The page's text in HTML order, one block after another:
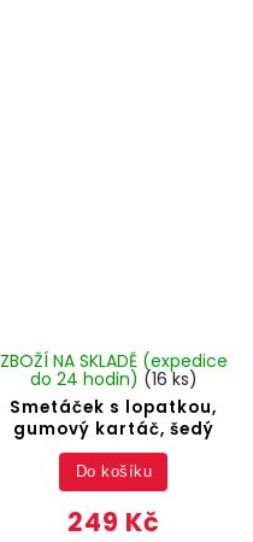
Smetáček s lopatkou,
gumový kartáč, šedý
ZBOŽÍ NA SKLADĚ (expedice
do 24 hodin) (16 ks)
249 Kč
Do košíku